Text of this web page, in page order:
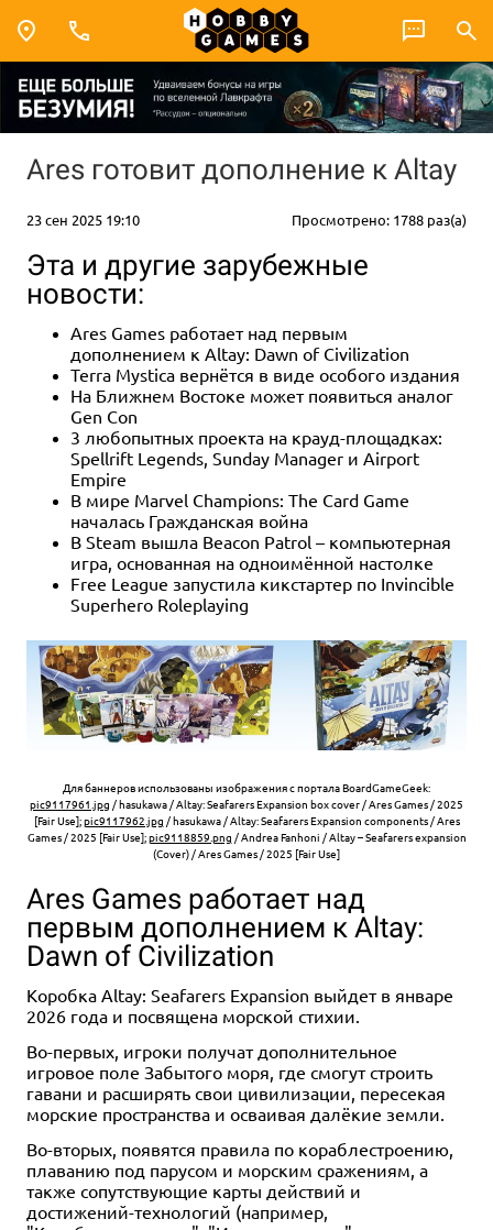
Ares готовит дополнение к Altay
23 сен 2025 19:10 Просмотрено: 1788 раз(а)
Эта и другие зарубежные
новости:
Ares Games работает над первым
дополнением к Altay: Dawn of Civilization
Terra Mystica вернётся в виде особого издания
На Ближнем Востоке может появиться аналог
Gen Con
3 любопытных проекта на крауд-площадках:
Spellrift Legends, Sunday Manager и Airport
Empire
В мире Marvel Champions: The Card Game
началась Гражданская война
В Steam вышла Beacon Patrol – компьютерная
игра, основанная на одноимённой настолке
Free League запустила кикстартер по Invincible
Superhero Roleplaying
Для баннеров использованы изображения с портала BoardGameGeek:
pic9117961.jpg / hasukawa / Altay: Seafarers Expansion box cover / Ares Games / 2025
[Fair Use];pic9117962.jpg / hasukawa / Altay: Seafarers Expansion components / Ares
Games / 2025 [Fair Use];pic9118859.png / Andrea Fanhoni / Altay – Seafarers expansion
(Cover) / Ares Games / 2025 [Fair Use]
Ares Games работает над
первым дополнением к Altay:
Dawn of Civilization
Коробка Altay: Seafarers Expansion выйдет в январе
2026 года и посвящена морской стихии.
Во-первых, игроки получат дополнительное
игровое поле Забытого моря, где смогут строить
гавани и расширять свои цивилизации, пересекая
морские пространства и осваивая далёкие земли.
Во-вторых, появятся правила по кораблестроению,
плаванию под парусом и морским сражениям, а
также сопутствующие карты действий и
достижений-технологий (например,